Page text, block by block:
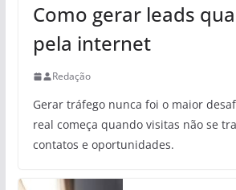
Como gerar leads
pela internet
Redação
Gerar tráfego nunca foi o maior
real começa quando visitas não se
contatos e oportunidades.